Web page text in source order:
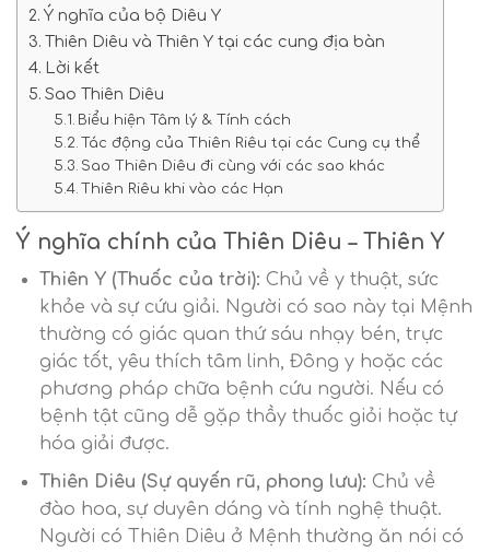
Ý nghĩa của bộ Diêu Y
Thiên Diêu và Thiên Y tại các cung địa bàn
Lời kết
Sao Thiên Diêu
Biểu hiện Tâm lý & Tính cách
Tác động của Thiên Riêu tại các Cung cụ thể
Sao Thiên Diêu đi cùng với các sao khác
Thiên Riêu khi vào các Hạn
Ý nghĩa chính của Thiên Diêu – Thiên Y
Thiên Y (Thuốc của trời): Chủ về y thuật, sức
khỏe và sự cứu giải. Người có sao này tại Mệnh
thường có giác quan thứ sáu nhạy bén, trực
giác tốt, yêu thích tâm linh, Đông y hoặc các
phương pháp chữa bệnh cứu người. Nếu có
bệnh tật cũng dễ gặp thầy thuốc giỏi hoặc tự
hóa giải được.
Thiên Diêu (Sự quyến rũ, phong lưu): Chủ về
đào hoa, sự duyên dáng và tính nghệ thuật.
Người có Thiên Diêu ở Mệnh thường ăn nói có